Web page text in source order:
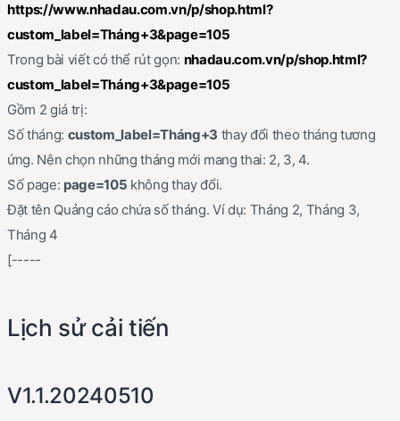
https://www.nhadau.com.vn/p/shop.html?
custom_label=Tháng+3&page=105
Trong bài viết có thể rút gọn: nhadau.com.vn/p/shop.html?
custom_label=Tháng+3&page=105
Gồm 2 giá trị:
Số tháng: custom_label=Tháng+3 thay đổi theo tháng tương
ứng. Nên chọn những tháng mới mang thai: 2, 3, 4.
Số page: page=105 không thay đổi.
Đặt tên Quảng cáo chứa số tháng. Ví dụ: Tháng 2, Tháng 3,
Tháng 4
[-----
Lịch sử cải tiến
V1.1.20240510